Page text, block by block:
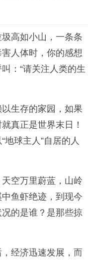
高如小山，一条条
人体时，你的感想
：“请关注人类的生
生存的家园，如果
真正是世界末日！
地球主人”自居的人
空万里蔚蓝，山岭
鱼虾绝迹，到现今
的是谁？是那些掠
经济迅速发展，而